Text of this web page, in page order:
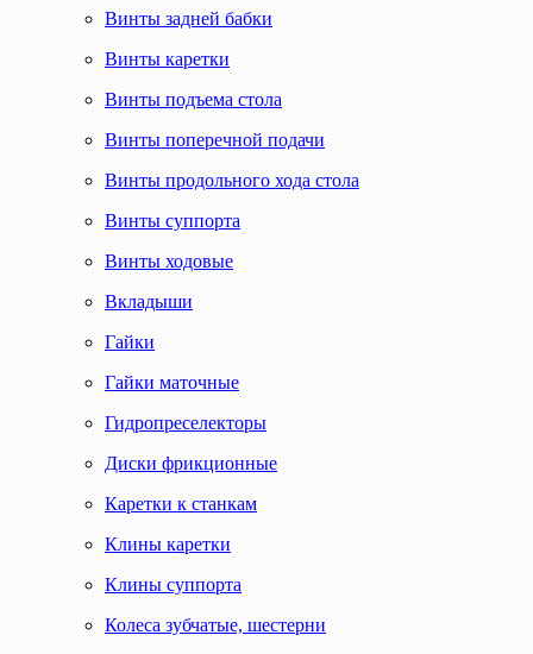
Винты задней бабки
Винты каретки
Винты подъема стола
Винты поперечной подачи
Винты продольного хода стола
Винты суппорта
Винты ходовые
Вкладыши
Гайки
Гайки маточные
Гидропреселекторы
Диски фрикционные
Каретки к станкам
Клины каретки
Клины суппорта
Колеса зубчатые, шестерни